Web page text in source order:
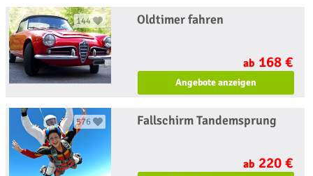
144 Oldtimer fahren
ab 168 €
Angebote anzeigen
576 Fallschirm Tandemsprung
ab 220 €